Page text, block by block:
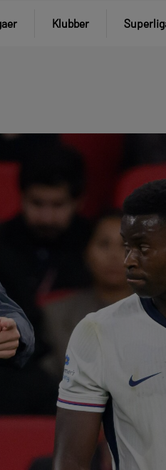
Klubber